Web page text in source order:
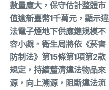
數量龐大，保守估計整體市
值逾新臺幣1千萬元，顯示違
法電子煙地下供應鏈規模不
容小覷。衛生局將依《菸害
防制法》第15條第1項第2款
規定，持續釐清違法物品來
源，向上溯源，阻斷違法流